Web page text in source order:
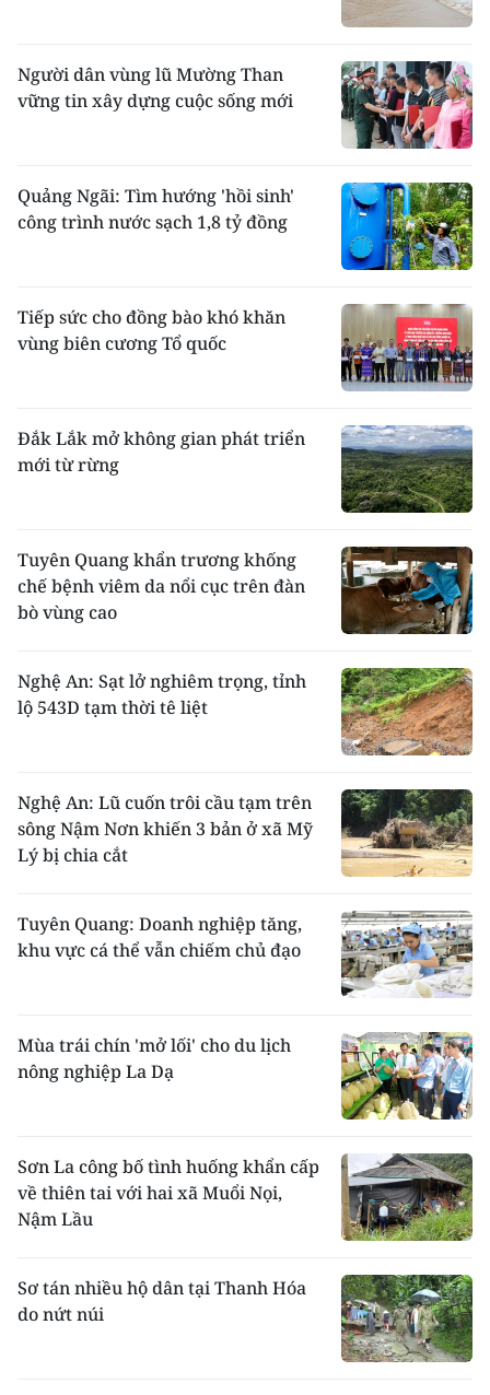
Người dân vùng lũ Mường Than
vững tin xây dựng cuộc sống mới
Quảng Ngãi: Tìm hướng 'hồi sinh'
công trình nước sạch 1,8 tỷ đồng
Tiếp sức cho đồng bào khó khăn
vùng biên cương Tổ quốc
Đắk Lắk mở không gian phát triển
mới từ rừng
Tuyên Quang khẩn trương khống
chế bệnh viêm da nổi cục trên đàn
bò vùng cao
Nghệ An: Sạt lở nghiêm trọng, tỉnh
lộ 543D tạm thời tê liệt
Nghệ An: Lũ cuốn trôi cầu tạm trên
sông Nậm Nơn khiến 3 bản ở xã Mỹ
Lý bị chia cắt
Tuyên Quang: Doanh nghiệp tăng,
khu vực cá thể vẫn chiếm chủ đạo
Mùa trái chín 'mở lối' cho du lịch
nông nghiệp La Dạ
Sơn La công bố tình huống khẩn cấp
về thiên tai với hai xã Muổi Nọi,
Nậm Lầu
Sơ tán nhiều hộ dân tại Thanh Hóa
do nứt núi